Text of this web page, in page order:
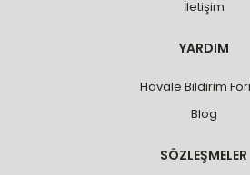
İletişim
YARDIM
Havale Bildirim
Blog
SÖZLEŞMELER